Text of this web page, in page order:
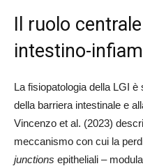
Il ruolo centrale
intestino-
La fisiopatologia della LGI è
della barriera intestinale e
Vincenzo et al. (2023)
meccanismo con cui la
junctions epitheliali –